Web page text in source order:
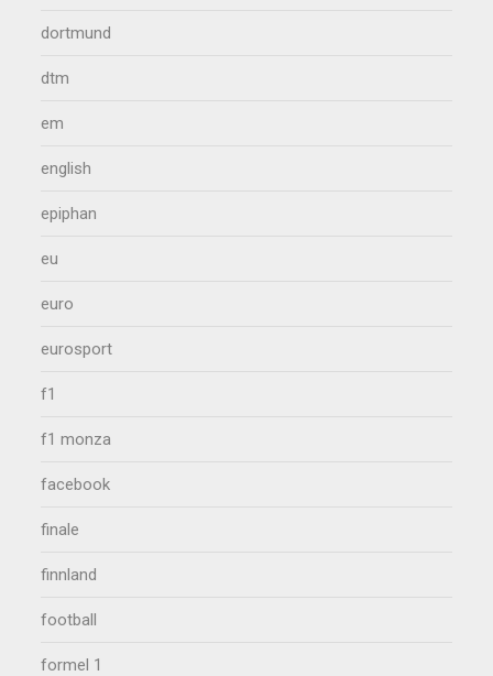
dortmund
dtm
em
english
epiphan
eu
euro
eurosport
f1
f1 monza
facebook
finale
finnland
football
formel 1